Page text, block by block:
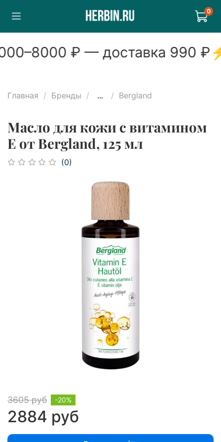
0
–8000₽ — доставка990₽
Главная Бренды ... Bergland
Масло для кожи с витамином
Е от Bergland, 125 мл
(0)
3605 руб
2884 руб
-20%